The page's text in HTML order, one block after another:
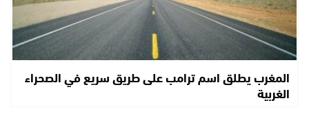
المغرب يطلق اسم ترامب على طريق سريع في الصحراء
الغربية